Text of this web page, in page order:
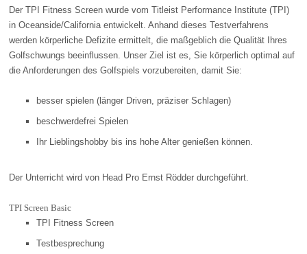
Der TPI Fitness Screen wurde vom Titleist Performance Institute (TPI)
in Oceanside/California entwickelt. Anhand dieses Testverfahrens
werden körperliche Defizite ermittelt, die maßgeblich die Qualität Ihres
Golfschwungs beeinflussen. Unser Ziel ist es, Sie körperlich optimal auf
die Anforderungen des Golfspiels vorzubereiten, damit Sie:
besser spielen (länger Driven, präziser Schlagen)
beschwerdefrei Spielen
Ihr Lieblingshobby bis ins hohe Alter genießen können.
Der Unterricht wird von Head Pro Ernst Rödder durchgeführt.
TPI Screen Basic
TPI Fitness Screen
Testbesprechung